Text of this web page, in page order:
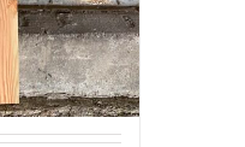
Houten